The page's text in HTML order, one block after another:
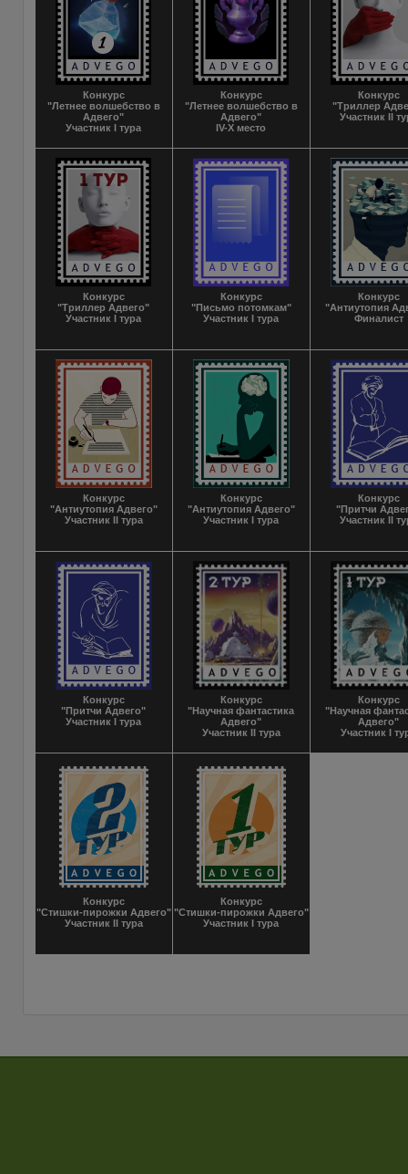
Конкурс
"Летнее волшебство в
Адвего"
Участник I тура
Конкурс
"Летнее волшебство в
Адвего"
IV-X место
Конкурс
"Триллер
Участник II
Конкурс
"Триллер Адвего"
Участник I тура
Конкурс
"Письмо потомкам"
Участник I тура
Конкурс
"Антиутопия
Финалист
Конкурс
"Антиутопия Адвего"
Участник II тура
Конкурс
"Антиутопия Адвего"
Участник I тура
Конкурс
"Притчи
Участник II
Конкурс
"Притчи Адвего"
Участник I тура
Конкурс
"Научная фантастика
Адвего"
Участник II тура
Конкурс
"Научная
Адвего"
Участник I
Конкурс
"Стишки-пирожки Адвего"
Участник II тура
Конкурс
"Стишки-пирожки Адвего"
Участник I тура